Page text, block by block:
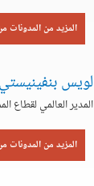
المزيد من المدونات
لويس بنفينيستي
المدير العالمي لقطاع
المزيد من المدونات